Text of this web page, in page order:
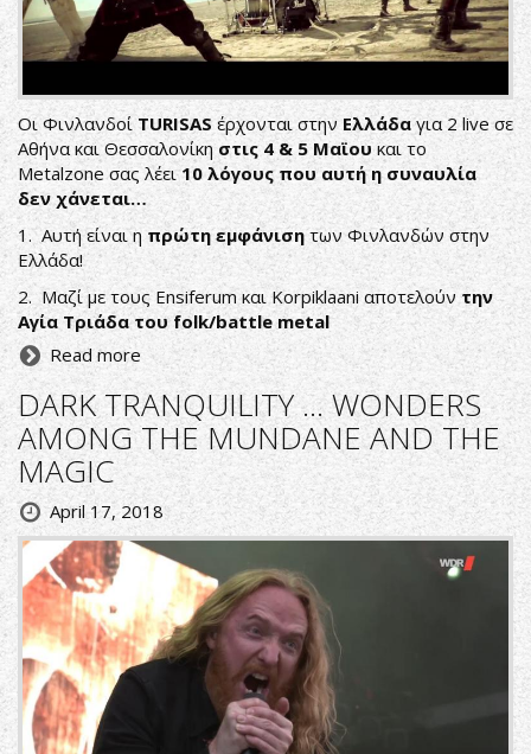
Οι Φινλανδοί TURISAS έρχονται στην Ελλάδαγια 2 live σε
Αθήνα και Θεσσαλονίκηστις 4 & 5 Μαϊουκαι το
Metalzone σας λέει10 λόγους που αυτή η συναυλία
δεν χάνεται…
1. Αυτή είναι η πρώτη εμφάνισητων Φινλανδών στην
Ελλάδα!
2. Μαζί με τους Ensiferum και Korpiklaani αποτελούν την
Αγία Τριάδα του folk/battle metal
Read more
DARK TRANQUILITY ... WONDERS
AMONG THE MUNDANE AND THE
MAGIC
April 17, 2018